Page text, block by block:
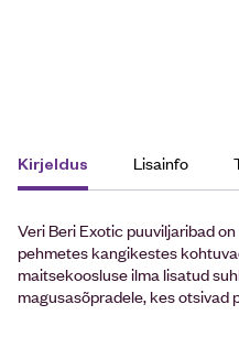
Kirjeldus Lisainfo
Veri Beri Exotic puuviljaribad
pehmetes kangikestes
maitsekoosluse ilma lisatud
magusasõpradele, kes otsivad